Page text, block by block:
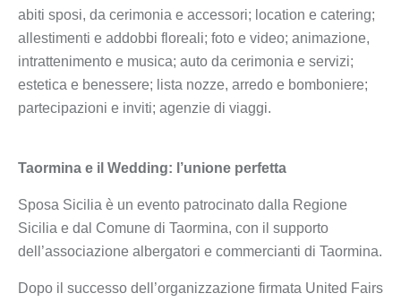
abiti sposi, da cerimonia e accessori; location e catering;
allestimenti e addobbi floreali; foto e video; animazione,
intrattenimento e musica; auto da cerimonia e servizi;
estetica e benessere; lista nozze, arredo e bomboniere;
partecipazioni e inviti; agenzie di viaggi.
Taormina e il Wedding: l’unione perfetta
Sposa Sicilia è un evento patrocinato dalla Regione
Sicilia e dal Comune di Taormina, con il supporto
dell’associazione albergatori e commercianti di Taormina.
Dopo il successo dell’organizzazione firmata United Fairs